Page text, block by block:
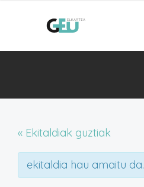
« Ekitaldiak guztiak
ekitaldia hau amaitu da.